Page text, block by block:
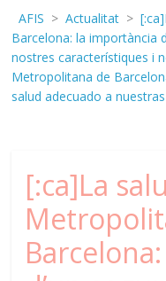
d'assegurançes
AFIS > Actualitat >
Barcelona: la importància
nostres característiques i
Metropolitana de
salud adecuado a
[:ca]La